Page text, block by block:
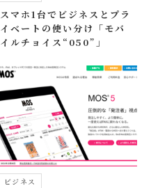
スマホ1台でビジネスとプラ
イベートの使い分け「モバ
イルチョイス“050”」
ビジネス